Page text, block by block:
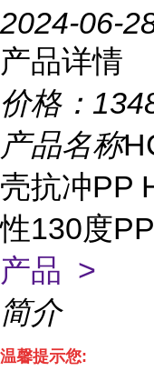
2024-06-
产品详情
价格：
产品名称
壳抗冲PP
性130度
产品 >
简介
温馨提示您: